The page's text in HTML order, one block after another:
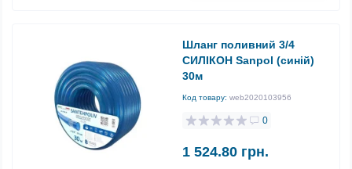
Шланг поливний 3/4
СИЛІКОН Sanpol (синій)
30м
Код товару: web2020103956
0
1 524.80 грн.